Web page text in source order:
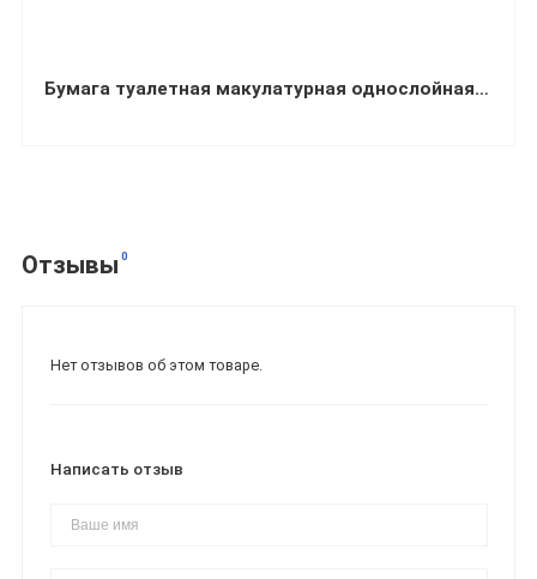
Бумага туалетная макулатурная однослойная в рулоне Jumbo 120 м 190х90 мм (упаковка 8 шт.)
Отзывы 0
Нет отзывов об этом товаре.
Написать отзыв